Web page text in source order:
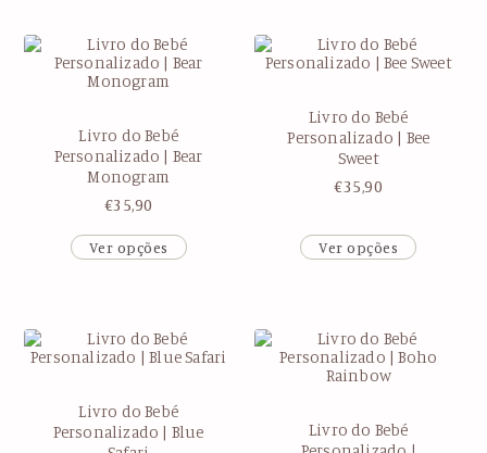
Livro do Bebé
Personalizado | Bear
Monogram
€35,90
Ver opções
Livro do Bebé
Personalizado | Bee
Sweet
€35,90
Ver opções
Livro do Bebé
Personalizado | Blue
Livro do Bebé